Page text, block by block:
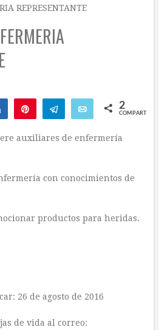
REPRESENTANTE
Compartir Telegram Email 2
COMPARTIR
auxiliares de enfermería
con conocimientos de
productos para heridas.
26 de agosto de 2016
de vida al correo: